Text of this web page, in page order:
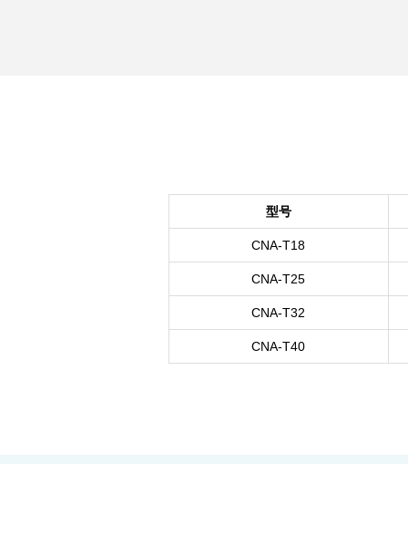
型号
CNA-T18
CNA-T25
CNA-T32
CNA-T40